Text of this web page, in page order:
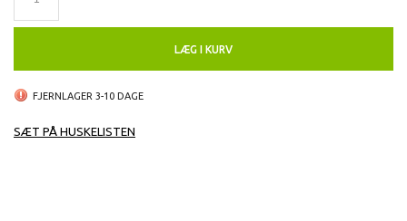
LÆG I KURV
FJERNLAGER 3-10 DAGE
SÆT PÅ HUSKELISTEN